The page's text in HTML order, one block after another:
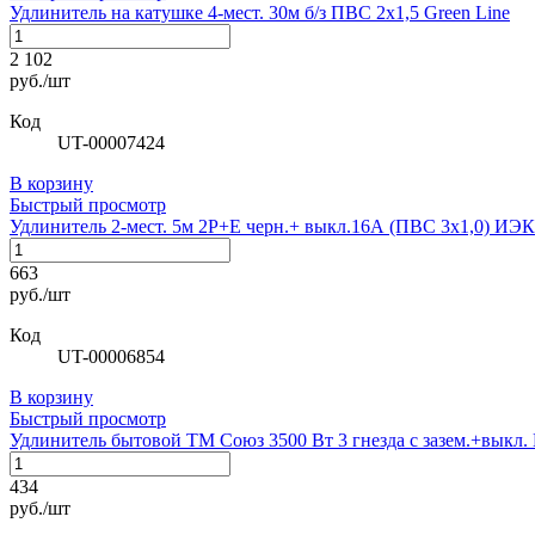
Удлинитель на катушке 4-мест. 30м б/з ПВС 2х1,5 Green Line
2 102
руб./шт
Код
UT-00007424
В корзину
Быстрый просмотр
Удлинитель 2-мест. 5м 2P+E черн.+ выкл.16А (ПВС 3х1,0) ИЭК
663
руб./шт
Код
UT-00006854
В корзину
Быстрый просмотр
Удлинитель бытовой ТМ Союз 3500 Вт 3 гнезда с
434
руб./шт